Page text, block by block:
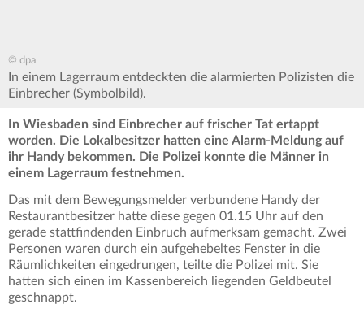
© dpa
In einem Lagerraum entdeckten die alarmierten Polizisten die
Einbrecher (Symbolbild).
In Wiesbaden sind Einbrecher auf frischer Tat ertappt
worden. Die Lokalbesitzer hatten eine Alarm-Meldung auf
ihr Handy bekommen. Die Polizei konnte die Männer in
einem Lagerraum festnehmen.
Das mit dem Bewegungsmelder verbundene Handy der
Restaurantbesitzer hatte diese gegen 01.15 Uhr auf den
gerade stattfindenden Einbruch aufmerksam gemacht. Zwei
Personen waren durch ein aufgehebeltes Fenster in die
Räumlichkeiten eingedrungen, teilte die Polizei mit. Sie
hatten sich einen im Kassenbereich liegenden Geldbeutel
geschnappt.